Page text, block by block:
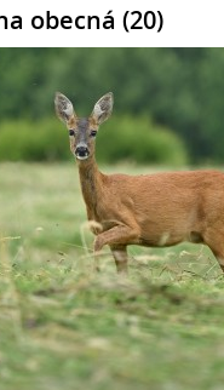
obecná (20)